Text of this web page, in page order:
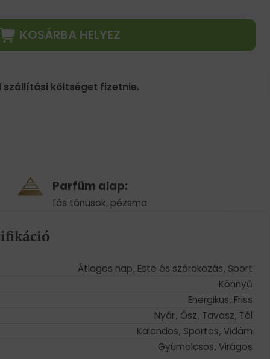
KOSÁRBA HELYEZ
szállítási költséget fizetnie.
Parfüm alap:
fás tónusok, pézsma
Átlagos nap, Este és szórakozás, Sport
Könnyű
Energikus, Friss
Nyár, Ősz, Tavasz, Tél
Kalandos, Sportos, Vidám
Gyümölcsös, Virágos